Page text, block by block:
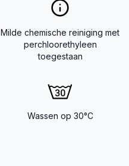
Milde chemische reiniging met
perchloorethyleen
toegestaan
Wassen op 30°C